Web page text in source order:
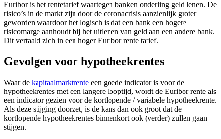
Euribor is het rentetarief waartegen banken onderling geld lenen. De
risico’s in de markt zijn door de coronacrisis aanzienlijk groter
geworden waardoor het logisch is dat een bank een hogere
risicomarge aanhoudt bij het uitlenen van geld aan een andere bank.
Dit vertaald zich in een hoger Euribor rente tarief.
Gevolgen voor hypotheekrentes
Waar de kapitaalmarktrente een goede indicator is voor de
hypotheekrentes met een langere looptijd, wordt de Euribor rente als
een indicator gezien voor de kortlopende / variabele hypotheekrente.
Als deze stijging doorzet, is de kans dan ook groot dat de
kortlopende hypotheekrentes binnenkort ook (verder) zullen gaan
stijgen.